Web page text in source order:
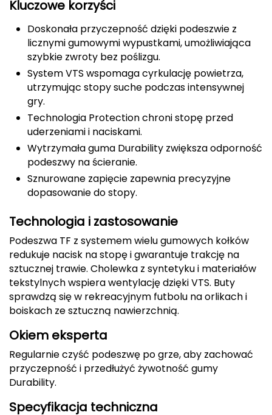
Cassin
Ciele Athletics
Climbing Technology
Coleman
Columbia
Comodo
DUNLOP
Darn Tough
Deuter
E
EISBAR
ENERO
Kluczowe korzyści
Doskonała przyczepność dzięki podeszwie z
licznymi gumowymi wypustkami, umożliwiająca
szybkie zwroty bez poślizgu.
System VTS wspomaga cyrkulację powietrza,
utrzymując stopy suche podczas intensywnej
gry.
Technologia Protection chroni stopę przed
uderzeniami i naciskami.
Wytrzymała guma Durability zwiększa odporność
podeszwy na ścieranie.
Sznurowane zapięcie zapewnia precyzyjne
dopasowanie do stopy.
Technologia i zastosowanie
Podeszwa TF z systemem wielu gumowych kołków
redukuje nacisk na stopę i gwarantuje trakcję na
sztucznej trawie. Cholewka z syntetyku i materiałów
tekstylnych wspiera wentylację dzięki VTS. Buty
sprawdzą się w rekreacyjnym futbolu na orlikach i
boiskach ze sztuczną nawierzchnią.
Okiem eksperta
Regularnie czyść podeszwę po grze, aby zachować
przyczepność i przedłużyć żywotność gumy
Durability.
Specyfikacja techniczna